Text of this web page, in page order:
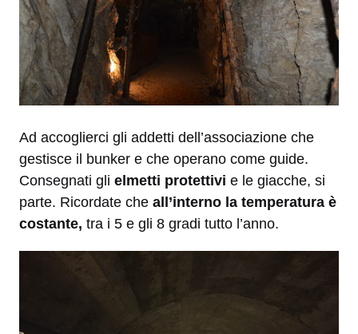
Ad accoglierci gli addetti dell’associazione che
gestisce il bunker e che operano come guide.
Consegnati gli elmetti protettivi e le giacche, si
parte. Ricordate che all’interno la temperatura è
costante, tra i 5 e gli 8 gradi tutto l’anno.